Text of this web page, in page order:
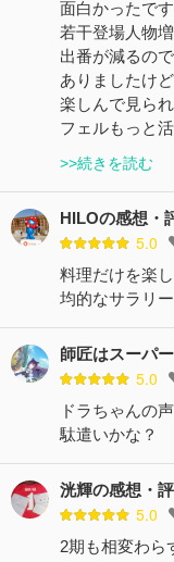
面白かったで
若干登場人物
出番が減るの
ありましたけ
楽しんで見ら
フェルもっと
>>続きを読む
HILOの感想・
5.0
料理だけを楽
均的なサラリ
師匠はスーパ
5.0
ドラちゃんの
駄遣いかな？
洸輝の感想・
5.0
2期も相変わら